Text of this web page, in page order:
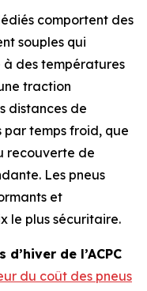
comportent des
souples qui
des températures
traction
distances de
temps froid, que
recouverte de
Les pneus
et
le plus sécuritaire.
de l’ACPC
du coût des pneus